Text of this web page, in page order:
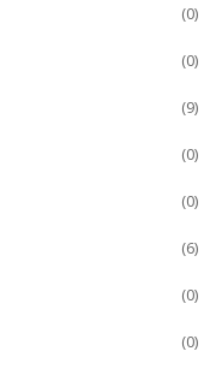
(0)
(0)
(9)
(0)
(0)
(6)
(0)
(0)